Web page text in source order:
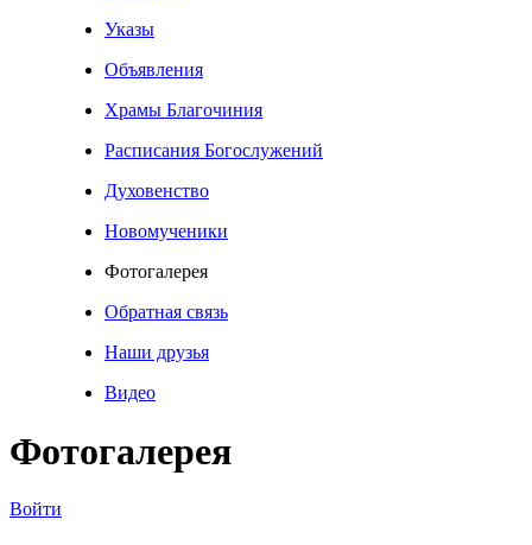
Указы
Объявления
Храмы Благочиния
Расписания Богослужений
Духовенство
Новомученики
Фотогалерея
Обратная связь
Наши друзья
Видео
Фотогалерея
Войти